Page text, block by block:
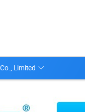
Limited